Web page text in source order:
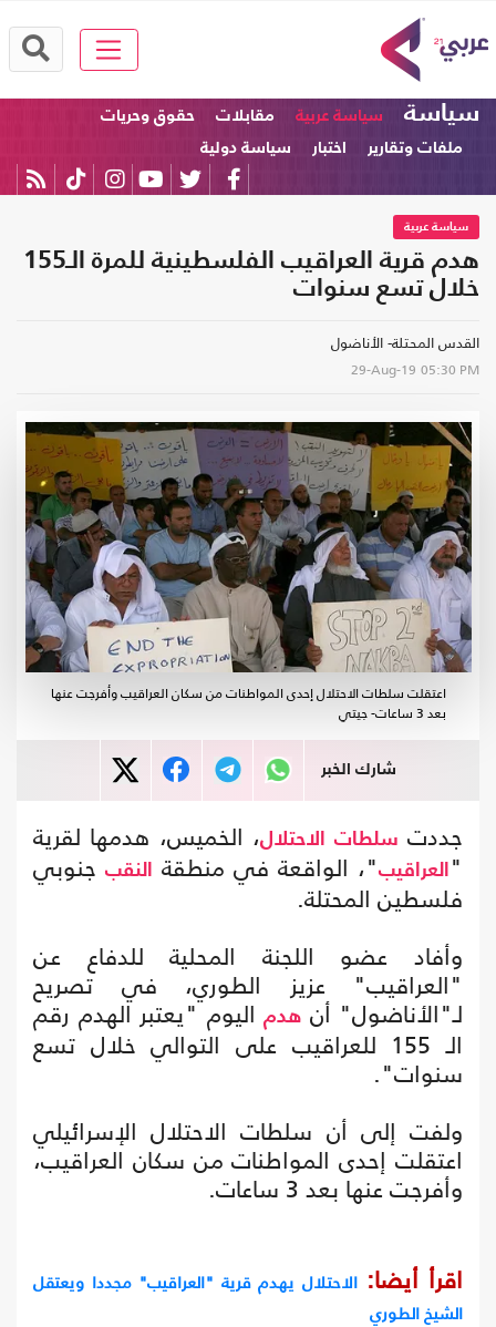
سياسة سياسة عربية مقابلات
حقوق وحريات
ملفات وتقارير
اختبار سياسة دولية
سياسة عربية
هدم قرية العراقيب الفلسطينية للمرة الـ155
خلال تسع سنوات
القدس المحتلة- الأناضول
29-Aug-19 05:30 PM
اعتقلت سلطات الاحتلال إحدى المواطنات من سكان العراقيب وأفرجت عنها
بعد 3 ساعات- جيتي
شارك الخبر
جددت سلطات الاحتلال، الخميس، هدمها لقرية
"
العراقيب"، الواقعة في منطقة النقب جنوبي
فلسطين المحتلة.
وأفاد عضو اللجنة المحلية للدفاع عن
"العراقيب" عزيز الطوري، في تصريح
لـ"الأناضول" أن هدم اليوم "يعتبر الهدم رقم
الـ 155 للعراقيب على التوالي خلال تسع
سنوات".
ولفت إلى أن سلطات الاحتلال الإسرائيلي
اعتقلت إحدى المواطنات من سكان العراقيب،
وأفرجت عنها بعد 3 ساعات.
اقرأ أيضا: الاحتلال يهدم قرية "العراقيب" مجددا ويعتقل
الشيخ الطوري